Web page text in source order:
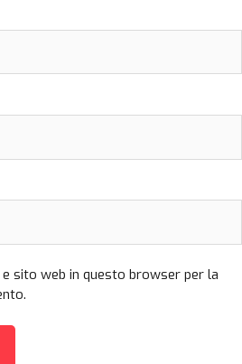
sito web in questo browser per la